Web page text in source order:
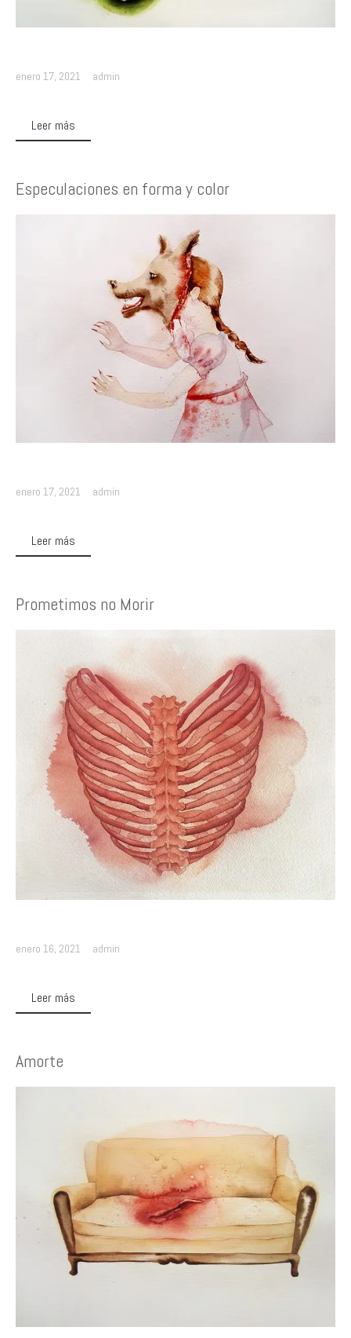
enero 17, 2021 admin
Leer más
Especulaciones en forma y color
enero 17, 2021 admin
Leer más
Prometimos no Morir
enero 16, 2021 admin
Leer más
Amorte